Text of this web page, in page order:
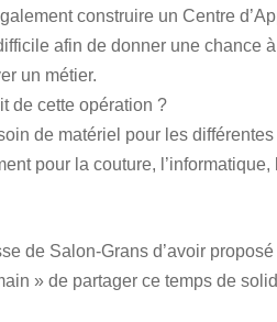
construire un Centre
afin de donner une chance
un métier.
de cette opération ?
de matériel pour les
pour la couture,
de Salon-Grans d’avoir
» de partager ce temps de